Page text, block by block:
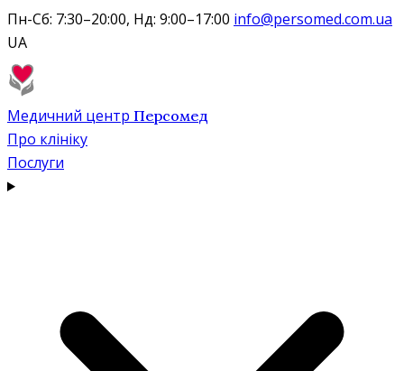
Пн-Сб: 7:30–20:00, Нд: 9:00–17:00 info@persomed.com.ua
UA
Медичний центр Персомед
Про клініку
Послуги